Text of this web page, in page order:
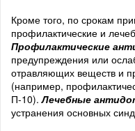
Кроме того, по срокам
профилактические и
Профилактические
предупреждения или
отравляющих веществ и
(например,
П-10).Лечебные
устранения основных